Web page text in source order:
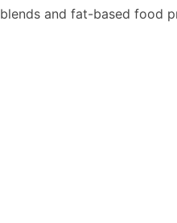
and fat-based food